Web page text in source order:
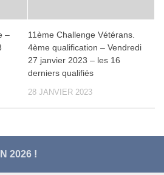
–
11ème Challenge Vétérans.
4ème qualification – Vendredi
27 janvier 2023 – les 16
derniers qualifiés
28 JANVIER 2023
2026 !